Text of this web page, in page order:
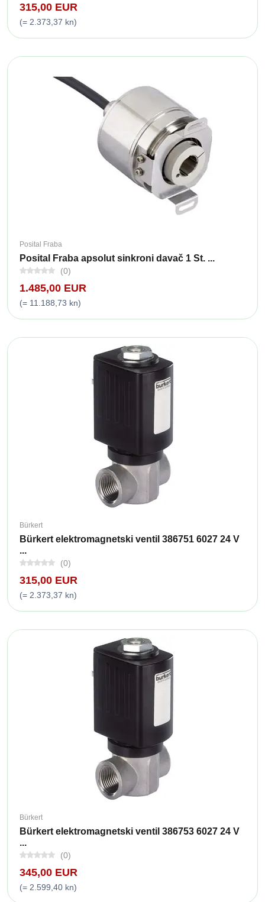
315,00 EUR
(= 2.373,37 kn)
Posital Fraba
Posital Fraba apsolut sinkroni davač 1 St. ...
(0)
1.485,00 EUR
(= 11.188,73 kn)
Bürkert
Bürkert elektromagnetski ventil 386751 6027 24 V
...
(0)
315,00 EUR
(= 2.373,37 kn)
Bürkert
Bürkert elektromagnetski ventil 386753 6027 24 V
...
(0)
345,00 EUR
(= 2.599,40 kn)